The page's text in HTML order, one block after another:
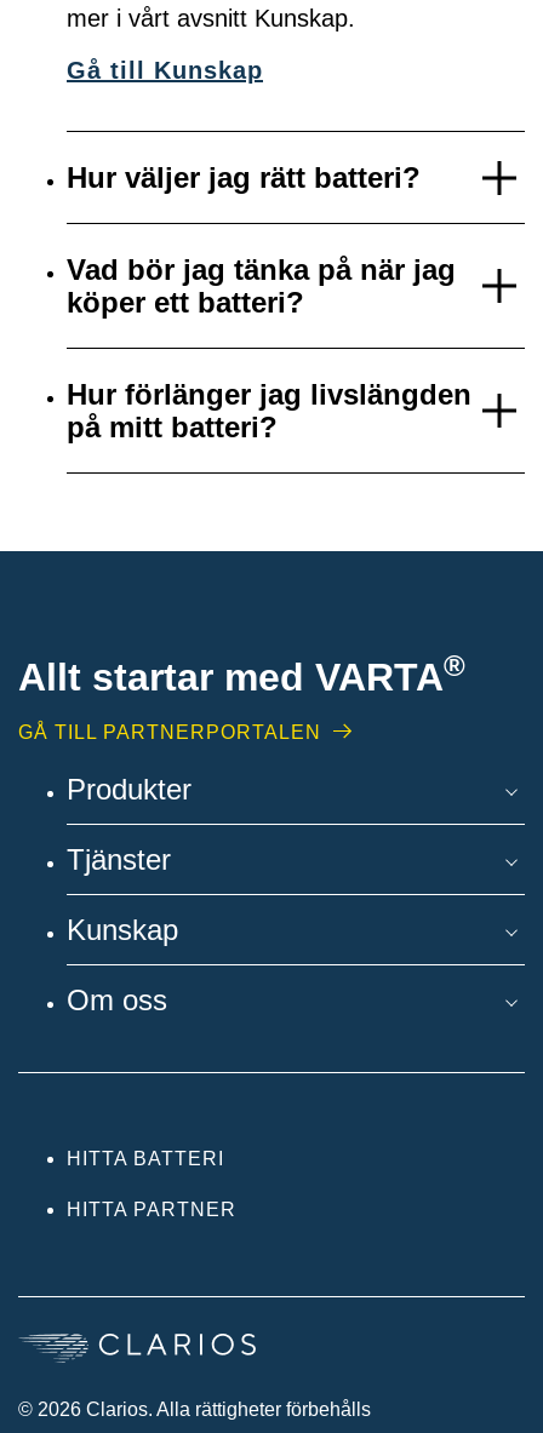
mer i vårt avsnitt Kunskap.
Gå till Kunskap
Hur väljer jag rätt batteri?
Vad bör jag tänka på när jag
köper ett batteri?
Hur förlänger jag livslängden
på mitt batteri?
Allt startar med VARTA®
GÅ TILL PARTNERPORTALEN
Produkter
Tjänster
Kunskap
Om oss
HITTA BATTERI
HITTA PARTNER
© 2026 Clarios. Alla rättigheter förbehålls